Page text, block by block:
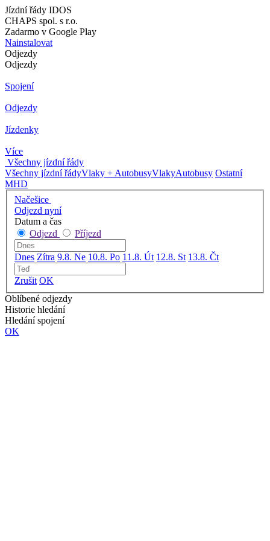
Jízdní řády IDOS
CHAPS spol. s r.o.
Zadarmo v Google Play
Nainstalovat
Odjezdy
Odjezdy
Spojení
Odjezdy
Jízdenky
Více
Všechny jízdní řády
Všechny jízdní řádyVlaky + AutobusyVlakyAutobusy Ostatní
MHD
Načešice
Odjezd nyní
Datum a čas
Odjezd
Příjezd
Dnes Zítra 9.8. Ne 10.8. Po 11.8. Út 12.8. St 13.8. Čt
Zrušit OK
Oblíbené odjezdy
Historie hledání
Hledání spojení
OK